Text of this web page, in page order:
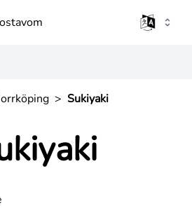
> Sukiyaki